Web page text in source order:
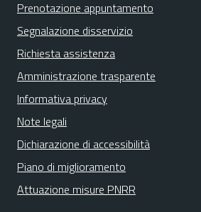
Prenotazione appuntamento
Segnalazione disservizio
Richiesta assistenza
Amministrazione trasparente
Informativa privacy
Note legali
Dichiarazione di accessibilità
Piano di miglioramento
Attuazione misure PNRR